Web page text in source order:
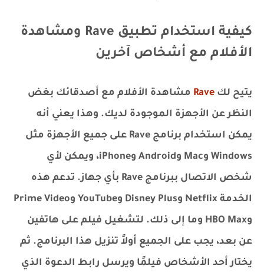
كيفية استخدام تطبيق Rave ومشاهدة
الأفلام مع أشخاص آخرين
يتيح لك Rave مشاهدة الأفلام مع أصدقائك بغض
النظر عن الأجهزة الموجودة لديك. وهذا يعني أنه
يمكن استخدام برنامج Rave على جميع الأجهزة مثل
Windows وMac وAndroid وiPhone، ويمكن لأي
شخص الاتصال ببرنامج Rave بأي جهاز. تدعم هذه
الخدمة Netflix وDisney Plus وYouTube وPrime Video
وHBO Max وما إلى ذلك. لتشغيل فيلم على هاتفين
عن بعد، يجب على الجميع أولاً تنزيل هذا البرنامج. ثم
يختار أحد الأشخاص فيلمًا ويرسل رابط الدعوة الذي